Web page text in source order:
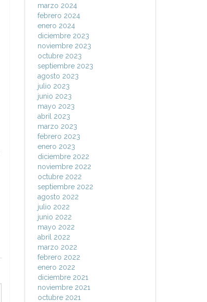
marzo 2024
febrero 2024
enero 2024
diciembre 2023
noviembre 2023
octubre 2023
septiembre 2023
agosto 2023
julio 2023
junio 2023
mayo 2023
abril 2023
marzo 2023
febrero 2023
enero 2023
diciembre 2022
noviembre 2022
octubre 2022
septiembre 2022
agosto 2022
julio 2022
junio 2022
mayo 2022
abril 2022
marzo 2022
febrero 2022
enero 2022
diciembre 2021
noviembre 2021
octubre 2021